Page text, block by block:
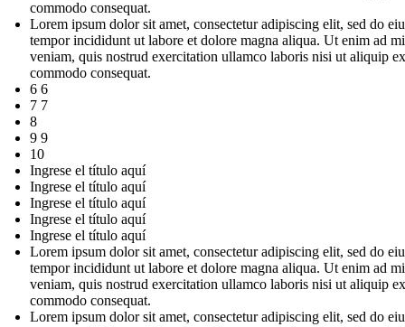
commodo consequat.
Lorem ipsum dolor sit amet, consectetur adipiscing elit, sed do
tempor incididunt ut labore et dolore magna aliqua. Ut enim ad
veniam, quis nostrud exercitation ullamco laboris nisi ut aliquip
commodo consequat.
6 6
7 7
8
9 9
10
Ingrese el título aquí
Ingrese el título aquí
Ingrese el título aquí
Ingrese el título aquí
Ingrese el título aquí
Lorem ipsum dolor sit amet, consectetur adipiscing elit, sed do
tempor incididunt ut labore et dolore magna aliqua. Ut enim ad
veniam, quis nostrud exercitation ullamco laboris nisi ut aliquip
commodo consequat.
Lorem ipsum dolor sit amet, consectetur adipiscing elit, sed do